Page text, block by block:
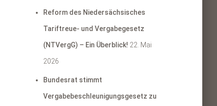
Reform des Niedersächsisches
Tariftreue- und Vergabegesetz
(NTVergG) – Ein Überblick! 22. Mai
2026
Bundesrat stimmt
Vergabebeschleunigungsgesetz zu